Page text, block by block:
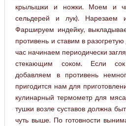
крылышки и ножки. Моем и
сельдерей и лук). Нарезаем
Фаршируем индейку,
противень и ставим в
час начинаем периодически
стекающим соком. Если сок
добавляем в противень
пригодится нам для
кулинарный термометр для
тушки возле суставов должна
чуть выше. По готовности